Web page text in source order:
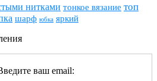
нитками тонкое вязание топ
шарф юбка яркий
ваш email: